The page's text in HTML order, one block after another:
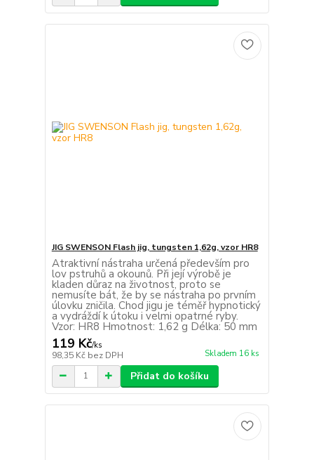
JIG SWENSON Flash jig, tungsten 1,62g, vzor HR8
Atraktivní nástraha určená především pro
lov pstruhů a okounů. Při její výrobě je
kladen důraz na životnost, proto se
nemusíte bát, že by se nástraha po prvním
úlovku zničila. Chod jigu je téměř hypnotický
a vydráždí k útoku i velmi opatrné ryby.
Vzor: HR8 Hmotnost: 1,62 g Délka: 50 mm
119 Kč/ks
98,35 Kč bez DPH Skladem 16 ks
Přidat do košíku